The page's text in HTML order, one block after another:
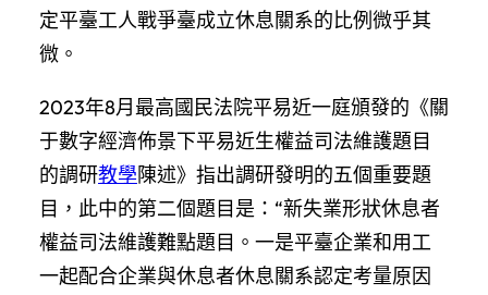
定平臺工人戰爭臺成立休息關系的比例微乎其
微。
2023年8月最高國民法院平易近一庭頒發的《關
于數字經濟佈景下平易近生權益司法維護題目
的調研教學陳述》指出調研發明的五個重要題
目，此中的第二個題目是：“新失業形狀休息者
權益司法維護難點題目。一是平臺企業和用工
一起配合企業與休息者休息關系認定考量原因